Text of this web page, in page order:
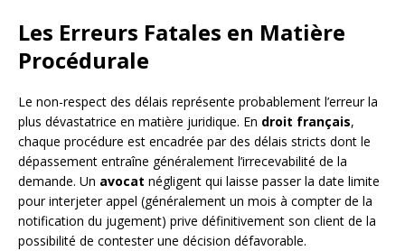
Les Erreurs Fatales en Matière
Procédurale
Le non-respect des délais représente probablement l’erreur la
plus dévastatrice en matière juridique. En droit français,
chaque procédure est encadrée par des délais stricts dont le
dépassement entraîne généralement l’irrecevabilité de la
demande. Un avocat négligent qui laisse passer la date limite
pour interjeter appel (généralement un mois à compter de la
notification du jugement) prive définitivement son client de la
possibilité de contester une décision défavorable.